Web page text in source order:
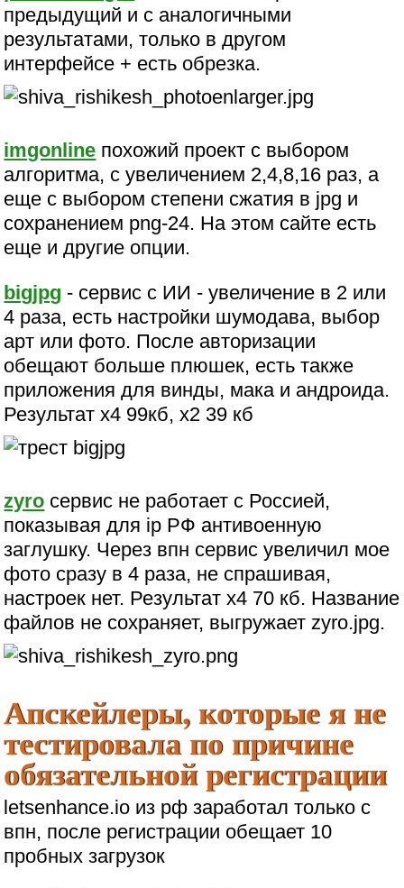
предыдущий и с аналогичными
результатами, только в другом
интерфейсе + есть обрезка.
imgonline похожий проект с выбором
алгоритма, с увеличением 2,4,8,16 раз, а
еще с выбором степени сжатия в jpg и
сохранением png-24. На этом сайте есть
еще и другие опции.
bigjpg - сервис с ИИ - увеличение в 2 или
4 раза, есть настройки шумодава, выбор
арт или фото. После авторизации
обещают больше плюшек, есть также
приложения для винды, мака и андроида.
Результат х4 99кб, х2 39 кб
zyro сервис не работает с Россией,
показывая для ip РФ антивоенную
заглушку. Через впн сервис увеличил мое
фото сразу в 4 раза, не спрашивая,
настроек нет. Результат х4 70 кб. Название
файлов не сохраняет, выгружает zyro.jpg.
Апскейлеры, которые я не
тестировала по причине
обязательной регистрации
letsenhance.io из рф заработал только с
впн, после регистрации обещает 10
пробных загрузок